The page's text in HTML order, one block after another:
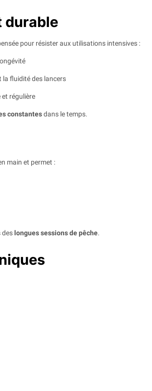
durable
pour résister aux utilisations intensives :
la fluidité des lancers
régulière
constantesdans le temps.
main et permet :
des longues sessions de pêche.